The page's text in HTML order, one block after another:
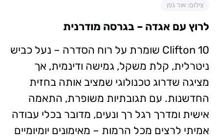
צילום: אור גפן
לרוץ עם אגדה – בגרסה מודרנית
Clifton 10 שומרת על רוח הסדרה – נעל כביש
ניטרלית, קלת משקל, גמישה ודינמית, אך
מציגה שדרוג טכנולוגי שמציב אותה בחזית
החדשנות. עם תגובתיות משופרת, התאמה
אישית ומדרך רגל רך ונעים, מדובר בכלי עבודה
אמיתי לרצים מכל הרמות – מאימונים יומיומיים